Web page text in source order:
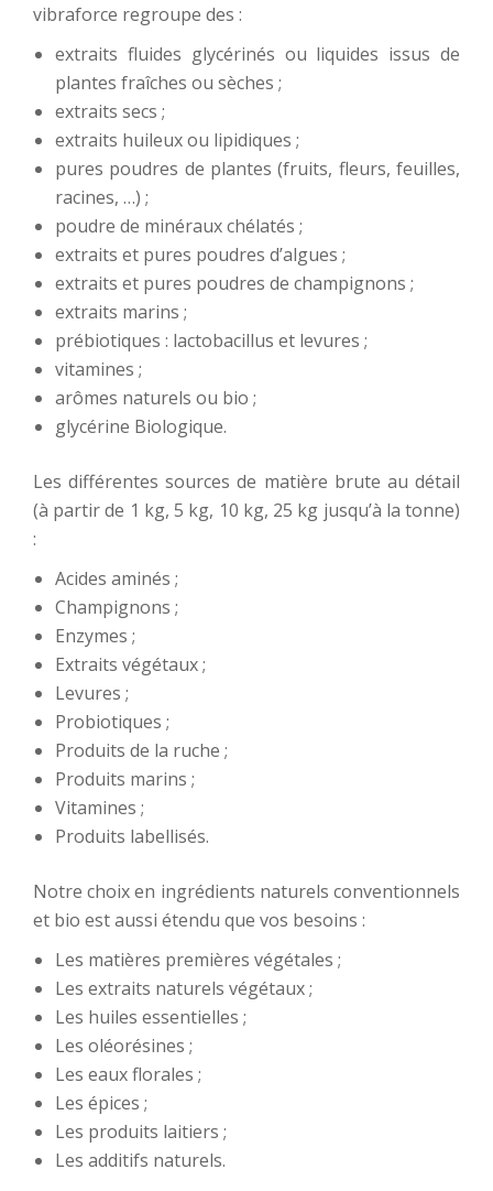
vibraforce regroupe des :
extraits fluides glycérinés ou liquides issus de
plantes fraîches ou sèches ;
extraits secs ;
extraits huileux ou lipidiques ;
pures poudres de plantes (fruits, fleurs, feuilles,
racines, …) ;
poudre de minéraux chélatés ;
extraits et pures poudres d’algues ;
extraits et pures poudres de champignons ;
extraits marins ;
prébiotiques : lactobacillus et levures ;
vitamines ;
arômes naturels ou bio ;
glycérine Biologique.
Les différentes sources de matière brute au détail
(à partir de 1 kg, 5 kg, 10 kg, 25 kg jusqu’à la tonne)
:
Acides aminés ;
Champignons ;
Enzymes ;
Extraits végétaux ;
Levures ;
Probiotiques ;
Produits de la ruche ;
Produits marins ;
Vitamines ;
Produits labellisés.
Notre choix en ingrédients naturels conventionnels
et bio est aussi étendu que vos besoins :
Les matières premières végétales ;
Les extraits naturels végétaux ;
Les huiles essentielles ;
Les oléorésines ;
Les eaux florales ;
Les épices ;
Les produits laitiers ;
Les additifs naturels.